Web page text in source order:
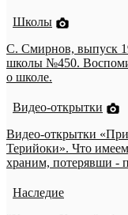
Школы
С. Смирнов, выпуск
школы №450.
о школе.
Видео-открытки
Видео-открытки
Терийоки». Что
храним, потерявши -
Наследие